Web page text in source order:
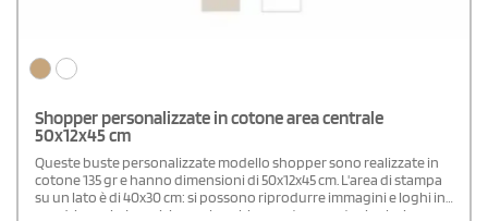
Shopper personalizzate in cotone area centrale
50x12x45 cm
Queste buste personalizzate modello shopper sono realizzate in
cotone 135 gr e hanno dimensioni di 50x12x45 cm. L'area di stampa
su un lato è di 40x30 cm: si possono riprodurre immagini e loghi in
quadricromia. I manici sono lunghi un metro, mentre i colori